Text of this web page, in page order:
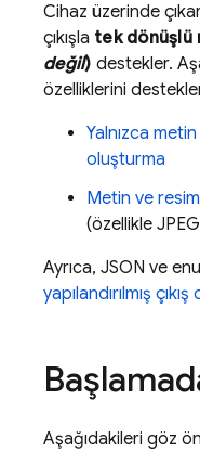
Cihaz üzerinde
çıkışla tek dönüşlü
değil) destekler.
özelliklerini
Yalnızca
oluşturma
Metin ve
(özellikle
Ayrıca, JSON ve
yapılandırılmış
Aşağıdakileri göz